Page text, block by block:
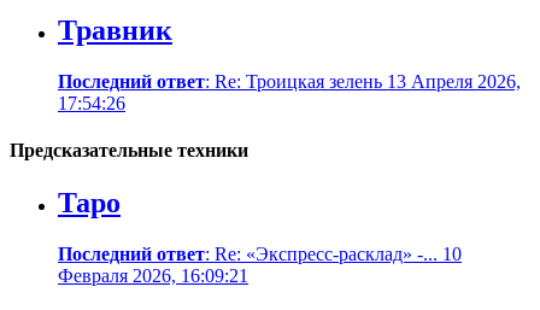
Травник
Последний ответ: Re: Троицкая зелень 13 Апреля 2026,
17:54:26
Предсказательные техники
Таро
Последний ответ: Re: «Экспресс-расклад» -... 10
Февраля 2026, 16:09:21